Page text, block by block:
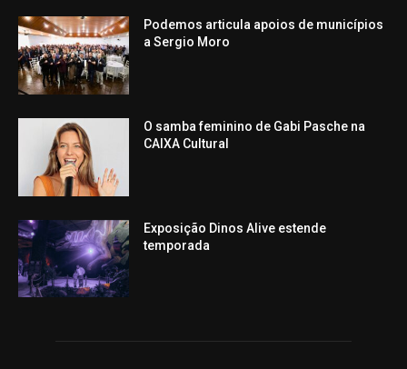
Podemos articula apoios de municípios
a Sergio Moro
O samba feminino de Gabi Pasche na
CAIXA Cultural
Exposição Dinos Alive estende
temporada